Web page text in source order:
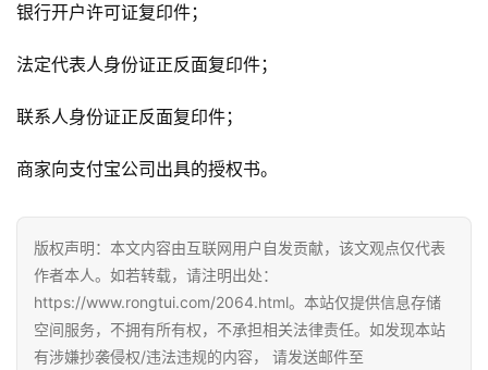
银行开户许可证复印件；
法定代表人身份证正反面复印件；
联系人身份证正反面复印件；
商家向支付宝公司出具的授权书。
版权声明：本文内容由互联网用户自发贡献，该文观点仅代表
作者本人。如若转载，请注明出处：
https://www.rongtui.com/2064.html。本站仅提供信息存储
空间服务，不拥有所有权，不承担相关法律责任。如发现本站
有涉嫌抄袭侵权/违法违规的内容， 请发送邮件至